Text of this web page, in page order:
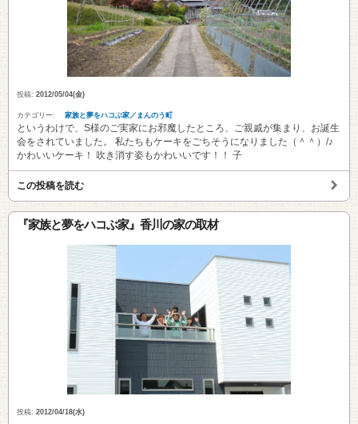
投稿: 2012/05/04(金)
カテゴリー: 家族と夢をハコぶ家／まんのう町
というわけで、S様のご実家にお邪魔したところ、ご親戚が集まり、お誕生
会をされていました。 私たちもケーキをごちそうになりました（＾＾）/♪
かわいいケーキ！ 吹き消す姿もかわいいです！！ 子
この投稿を読む
『家族と夢をハコぶ家』香川の家の取材
投稿: 2012/04/18(水)